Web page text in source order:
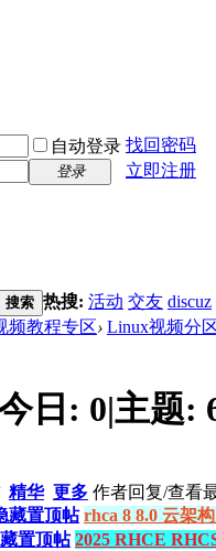
自动登录 找回密码
登录
立即注册
搜索 热搜: 活动 交友 discuz
频教程专区› Linux视频分
日: 0|主题:
精华 更多 作者回复/查看
藏置顶帖 rhca 8 8.0 云架
置顶帖 2025 RHCE